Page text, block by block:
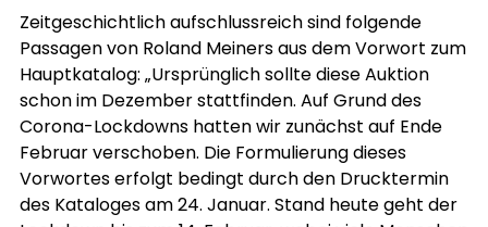
Zeitgeschichtlich aufschlussreich sind folgende
Passagen von Roland Meiners aus dem Vorwort zum
Hauptkatalog: „Ursprünglich sollte diese Auktion
schon im Dezember stattfinden. Auf Grund des
Corona-Lockdowns hatten wir zunächst auf Ende
Februar verschoben. Die Formulierung dieses
Vorwortes erfolgt bedingt durch den Drucktermin
des Kataloges am 24. Januar. Stand heute geht der